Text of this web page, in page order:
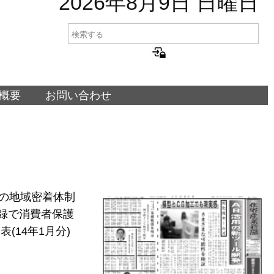
要 お問い合わせ
地域密着体制
で消費者保護
(14年1月分)